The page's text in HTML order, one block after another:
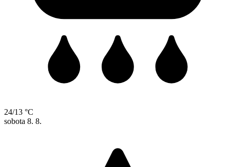
24/13 °C
sobota 8. 8.